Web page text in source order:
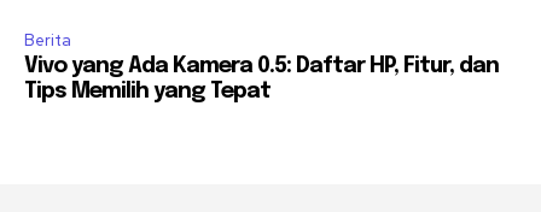
Berita
Vivo yang Ada Kamera 0.5: Daftar HP, Fitur, dan
Tips Memilih yang Tepat